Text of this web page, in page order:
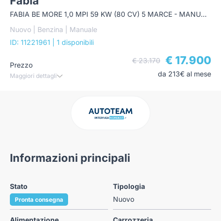
FABIA BE MORE 1,0 MPI 59 KW (80 CV) 5 MARCE - MANUALE
Nuovo | Benzina | Manuale
ID: 11221961
| 1 disponibili
Prezzo
Maggiori dettagli
€ 23.170 € 17.900
da 213€ al mese
Informazioni principali
Stato
Pronta consegna
Tipologia
Nuovo